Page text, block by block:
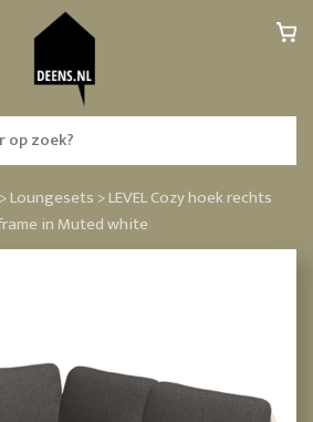
Loungesets >LEVEL Cozy hoek rechts
in Muted white